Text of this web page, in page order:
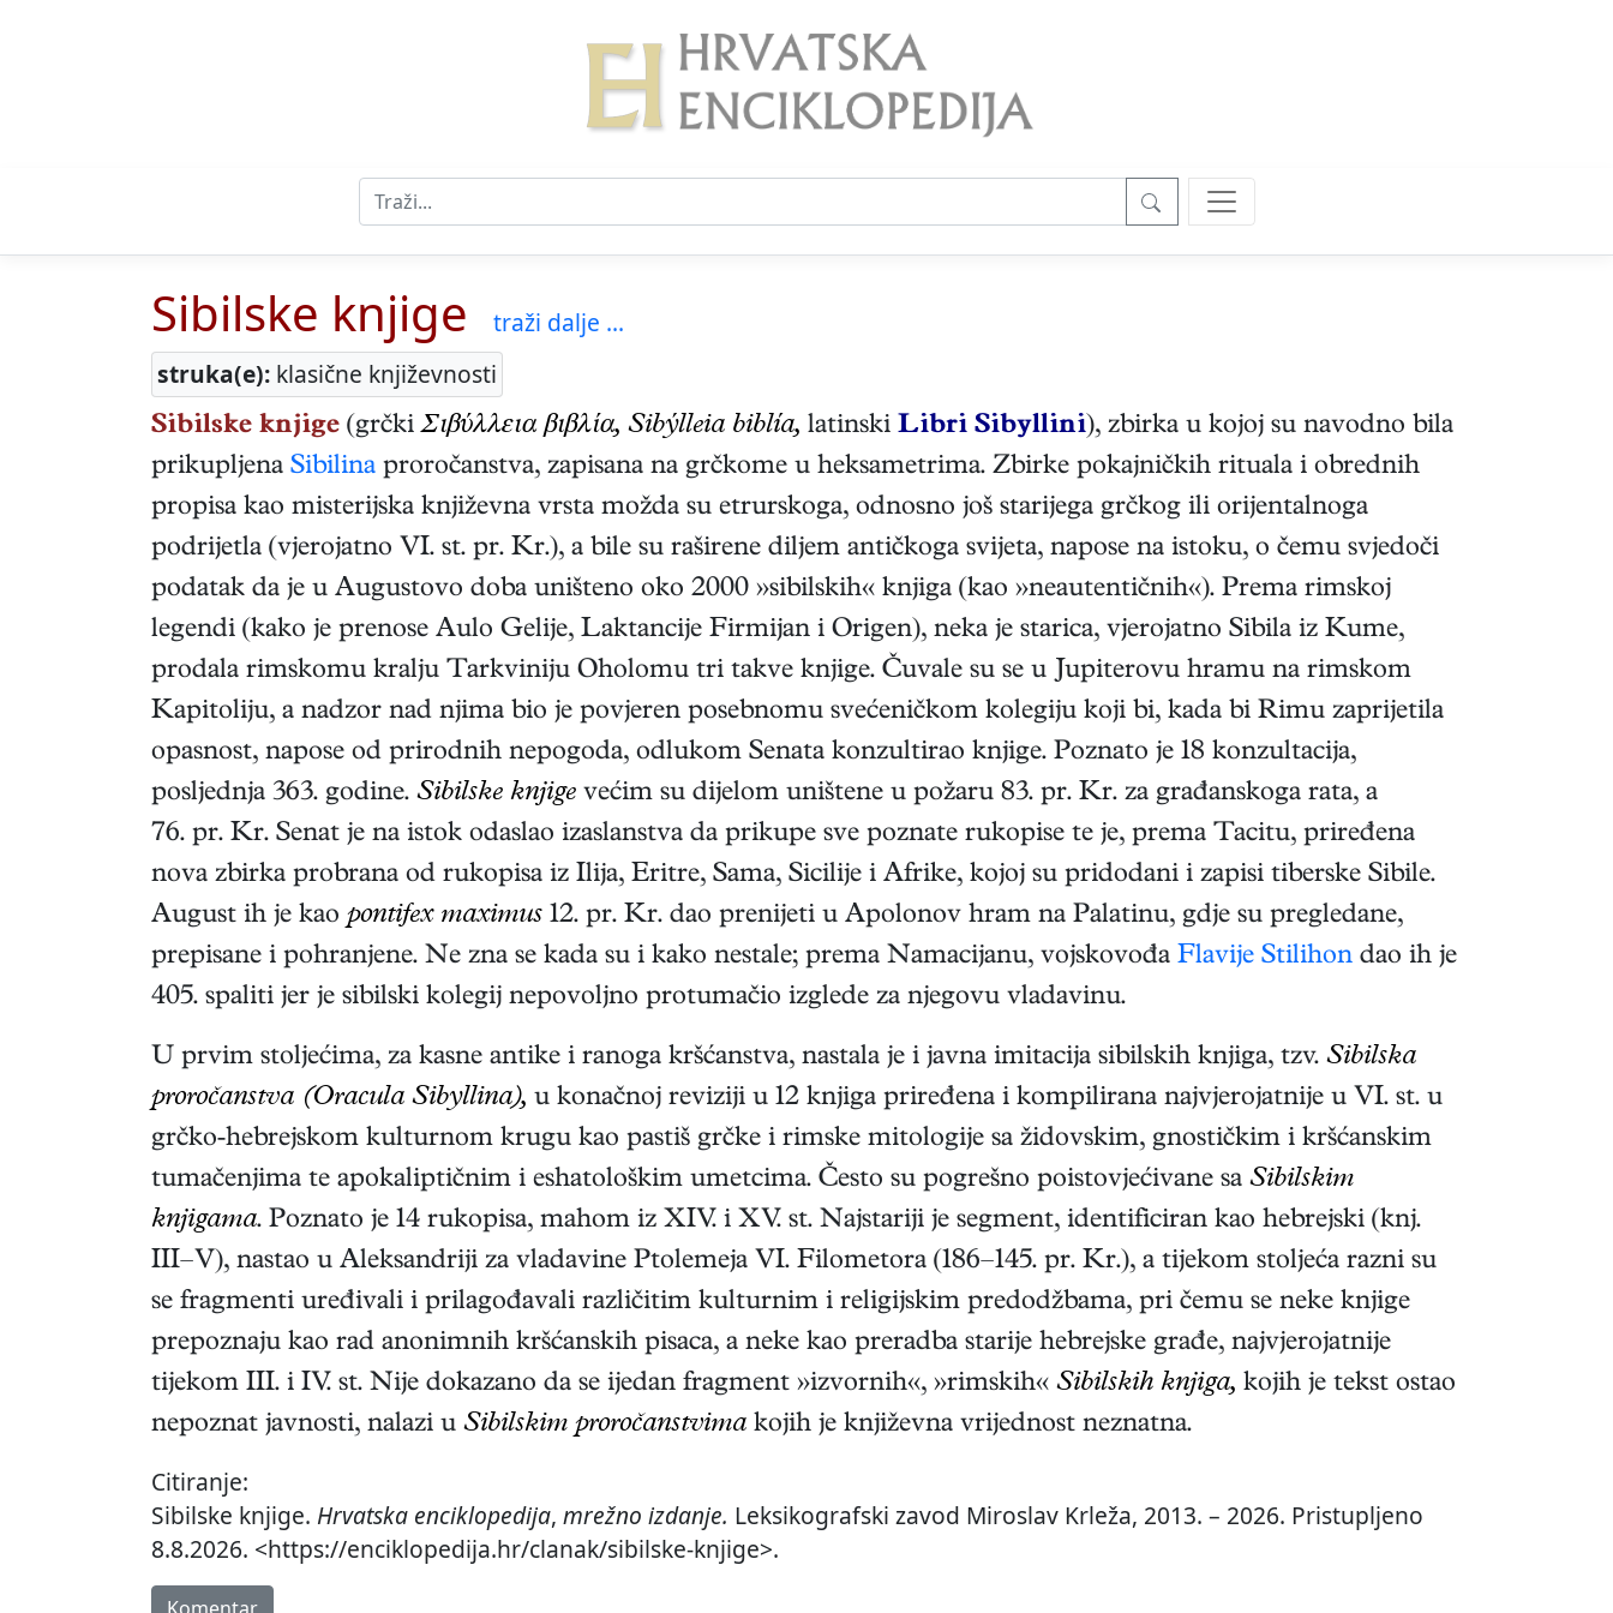
Sibilske knjige
traži dalje ...
struka(e): klasične književnosti
Sibilske knjige (grčkiΣιβύλλεια βιβλία, Sibýlleia biblía, latinski Libri Sibyllini), zbirka u kojoj su navodno bila
prikupljena Sibilina proročanstva, zapisana na grčkome u heksametrima. Zbirke pokajničkih rituala i obrednih
propisa kao misterijska književna vrsta možda su etrurskoga, odnosno još starijega grčkog ili orijentalnoga
podrijetla (vjerojatno VI. st. pr. Kr.), a bile su raširene diljem antičkoga svijeta, napose na istoku, o čemu svjedoči
podatak da je u Augustovo doba uništeno oko 2000 »sibilskih« knjiga (kao »neautentičnih«). Prema rimskoj
legendi (kako je prenose Aulo Gelije, Laktancije Firmijan i Origen), neka je starica, vjerojatno Sibila iz Kume,
prodala rimskomu kralju Tarkviniju Oholomu tri takve knjige. Čuvale su se u Jupiterovu hramu na rimskom
Kapitoliju, a nadzor nad njima bio je povjeren posebnomu svećeničkom kolegiju koji bi, kada bi Rimu zaprijetila
opasnost, napose od prirodnih nepogoda, odlukom Senata konzultirao knjige. Poznato je 18 konzultacija,
posljednja 363. godine. Sibilske knjige većim su dijelom uništene u požaru 83. pr. Kr. za građanskoga rata, a
76. pr. Kr. Senat je na istok odaslao izaslanstva da prikupe sve poznate rukopise te je, prema Tacitu, priređena
nova zbirka probrana od rukopisa iz Ilija, Eritre, Sama, Sicilije i Afrike, kojoj su pridodani i zapisi tiberske Sibile.
August ih je kao pontifex maximus 12. pr. Kr. dao prenijeti u Apolonov hram na Palatinu, gdje su pregledane,
prepisane i pohranjene. Ne zna se kada su i kako nestale; prema Namacijanu, vojskovođa Flavije Stilihon dao ih je
405. spaliti jer je sibilski kolegij nepovoljno protumačio izglede za njegovu vladavinu.
U prvim stoljećima, za kasne antike i ranoga kršćanstva, nastala je i javna imitacija sibilskih knjiga, tzv. Sibilska
proročanstva (Oracula Sibyllina), u konačnoj reviziji u 12 knjiga priređena i kompilirana najvjerojatnije u VI. st. u
grčko-hebrejskom kulturnom krugu kao pastiš grčke i rimske mitologije sa židovskim, gnostičkim i kršćanskim
tumačenjima te apokaliptičnim i eshatološkim umetcima. Često su pogrešno poistovjećivane sa Sibilskim
knjigama. Poznato je 14 rukopisa, mahom iz XIV. i XV. st. Najstariji je segment, identificiran kao hebrejski (knj.
III–V), nastao u Aleksandriji za vladavine Ptolemeja VI. Filometora (186–145. pr. Kr.), a tijekom stoljeća razni su
se fragmenti uređivali i prilagođavali različitim kulturnim i religijskim predodžbama, pri čemu se neke knjige
prepoznaju kao rad anonimnih kršćanskih pisaca, a neke kao preradba starije hebrejske građe, najvjerojatnije
tijekom III. i IV. st. Nije dokazano da se ijedan fragment »izvornih«, »rimskih« Sibilskih knjiga, kojih je tekst ostao
nepoznat javnosti, nalazi u Sibilskim proročanstvima kojih je književna vrijednost neznatna.
Citiranje:
Sibilske knjige. Hrvatska enciklopedija, mrežno izdanje. Leksikografski zavod Miroslav Krleža, 2013. – 2026. Pristupljeno
8.8.2026. <https://enciklopedija.hr/clanak/sibilske-knjige>.